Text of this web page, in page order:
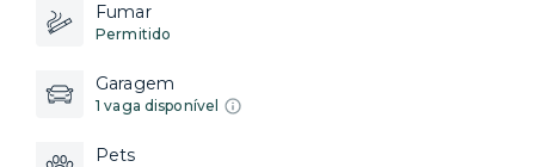
Fumar
Permitido
Garagem
1 vaga disponível
Pets